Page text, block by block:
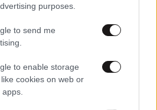
purposes.
to send me
to enable storage
cookies on web or
στοGoogle News